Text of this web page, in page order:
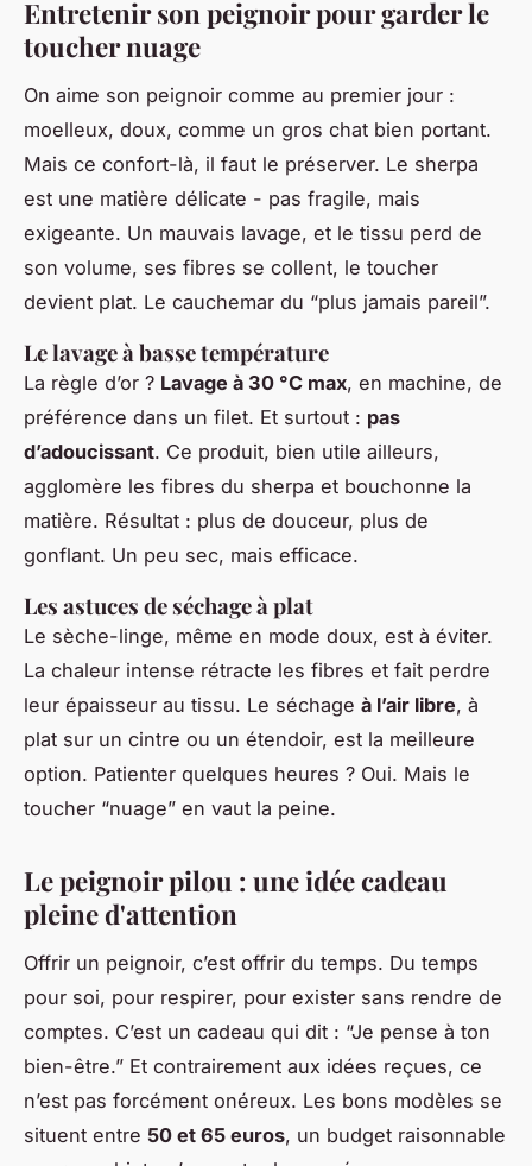
Entretenir son peignoir pour garder le
toucher nuage
On aime son peignoir comme au premier jour :
moelleux, doux, comme un gros chat bien portant.
Mais ce confort-là, il faut le préserver. Le sherpa
est une matière délicate - pas fragile, mais
exigeante. Un mauvais lavage, et le tissu perd de
son volume, ses fibres se collent, le toucher
devient plat. Le cauchemar du “plus jamais pareil”.
Le lavage à basse température
La règle d’or ? Lavage à 30 °C max, en machine, de
préférence dans un filet. Et surtout : pas
d’adoucissant. Ce produit, bien utile ailleurs,
agglomère les fibres du sherpa et bouchonne la
matière. Résultat : plus de douceur, plus de
gonflant. Un peu sec, mais efficace.
Les astuces de séchage à plat
Le sèche-linge, même en mode doux, est à éviter.
La chaleur intense rétracte les fibres et fait perdre
leur épaisseur au tissu. Le séchage à l’air libre, à
plat sur un cintre ou un étendoir, est la meilleure
option. Patienter quelques heures ? Oui. Mais le
toucher “nuage” en vaut la peine.
Le peignoir pilou : une idée cadeau
pleine d'attention
Offrir un peignoir, c’est offrir du temps. Du temps
pour soi, pour respirer, pour exister sans rendre de
comptes. C’est un cadeau qui dit : “Je pense à ton
bien-être.” Et contrairement aux idées reçues, ce
n’est pas forcément onéreux. Les bons modèles se
situent entre 50 et 65 euros, un budget raisonnable